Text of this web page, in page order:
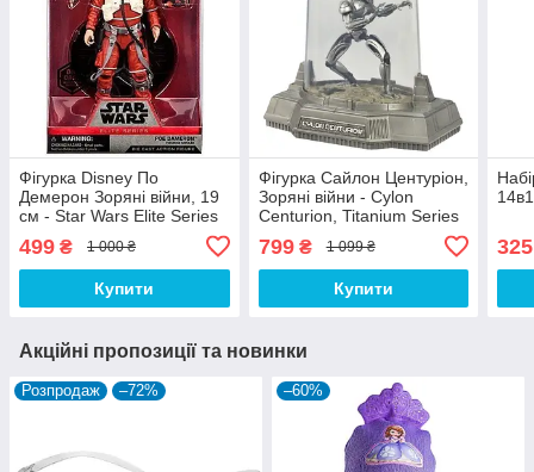
Фігурка Disney По
Демерон Зоряні війни, 19
см - Star Wars Elite Series
499 ₴ 1 000 ₴
Купити
Фігурка Сайлон Центуріон,
Зоряні війни - Cylon
Centurion, Titanium Series
799₴ 1 099 ₴
Купити
325
Акційні пропозиції та новинки
Розпродаж –72% –60%